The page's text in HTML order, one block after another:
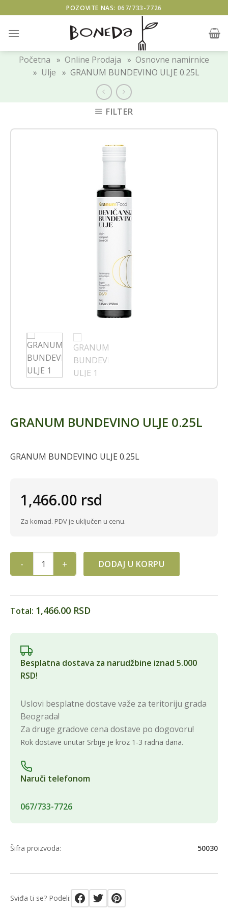
to
content
POZOVITE NAS: 067/733-7726
Početna » Online Prodaja » Osnovne namirnice
» Ulje » GRANUM BUNDEVINO ULJE 0.25L
FILTER
GRANUM BUNDEVINO ULJE 0.25L
GRANUM BUNDEVINO ULJE 0.25L
1,466.00 rsd
Za komad. PDV je uključen u cenu.
GRANUM BUNDEVINO ULJE 0.25L quantity
DODAJ U KORPU
Total: 1,466.00 RSD
Besplatna dostava za narudžbine iznad 5.000
RSD!
Uslovi besplatne dostave važe za teritoriju grada
Beograda!
Za druge gradove cena dostave po dogovoru!
Rok dostave unutar Srbije je kroz 1-3 radna dana.
Naruči telefonom
067/733-7726
Šifra proizvoda: 50030
Sviđa ti se? Podeli: